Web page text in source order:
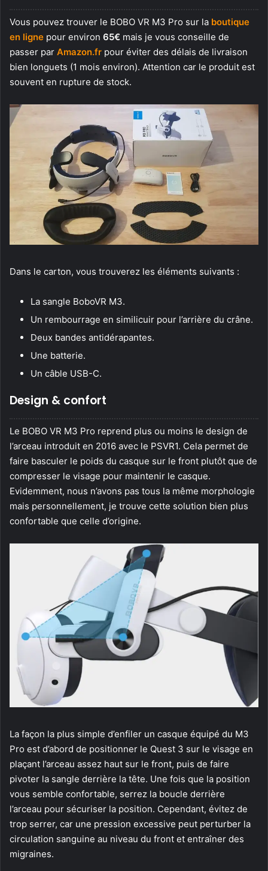
Vous pouvez trouver le BOBO VR M3 Pro sur la boutique
en ligne pour environ 65€ mais je vous conseille de
passer par Amazon.fr pour éviter des délais de livraison
bien longuets (1 mois environ). Attention car le produit est
souvent en rupture de stock.
Dans le carton, vous trouverez les éléments suivants :
La sangle BoboVR M3.
Un rembourrage en similicuir pour l’arrière du crâne.
Deux bandes antidérapantes.
Une batterie.
Un câble USB-C.
Design & confort
Le BOBO VR M3 Pro reprend plus ou moins le design de
l’arceau introduit en 2016 avec le PSVR1. Cela permet de
faire basculer le poids du casque sur le front plutôt que de
compresser le visage pour maintenir le casque.
Evidemment, nous n’avons pas tous la même morphologie
mais personnellement, je trouve cette solution bien plus
confortable que celle d’origine.
La façon la plus simple d’enfiler un casque équipé du M3
Pro est d’abord de positionner le Quest 3 sur le visage en
plaçant l’arceau assez haut sur le front, puis de faire
pivoter la sangle derrière la tête. Une fois que la position
vous semble confortable, serrez la boucle derrière
l’arceau pour sécuriser la position. Cependant, évitez de
trop serrer, car une pression excessive peut perturber la
circulation sanguine au niveau du front et entraîner des
migraines.